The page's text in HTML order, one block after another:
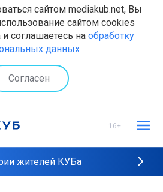
сайтом mediakub.net, Вы
сайтом cookies
соглашаетесь на обработку
данных
Согласен
16+
жителей КУБа